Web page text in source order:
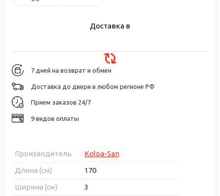
Доставка в
7 дней на возврат и обмен
Доставка до двери в любом регионе РФ
Прием заказов 24/7
9 видов оплаты
Производитель
Kolpa-San
Длина (см)
170
Ширина (см)
3